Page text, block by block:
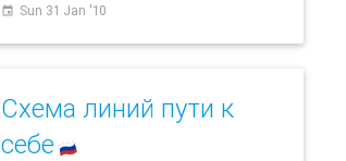
event Sun 31 Jan '10
Схема линий пути к
себе 🇷🇺